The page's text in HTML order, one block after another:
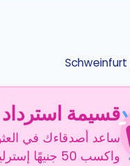
Schweinfurt
قسيمة استرداد نقدي
ساعد أصدقاءك في
واكسب 50 جنيهًا إسترلينيًا عن كل حجز ناجح!